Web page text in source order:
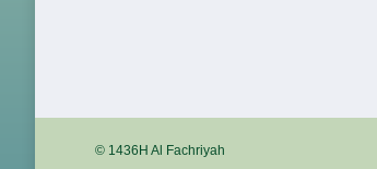
© 1436H Al Fachriyah